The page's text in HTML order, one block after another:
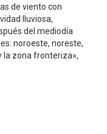
de viento con
lluviosa,
del mediodía
noroeste, noreste,
la zona fronteriza»,